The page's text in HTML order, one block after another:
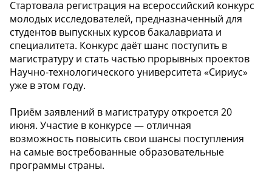
Стартовала регистрация на всероссийский конкурс
молодых исследователей, предназначенный для
студентов выпускных курсов бакалавриата и
специалитета. Конкурс даёт шанс поступить в
магистратуру и стать частью прорывных проектов
Научно-технологического университета «Сириус»
уже в этом году.
Приём заявлений в магистратуру откроется 20
июня. Участие в конкурсе — отличная
возможность повысить свои шансы поступления
на самые востребованные образовательные
программы страны.